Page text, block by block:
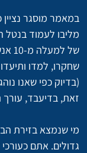
במאמר מוסגר
מליבו לעמוד
של
שחקרו, למדו
(בדיוק כפי שאנו
זאת, בדיעבד, עורך
מי שנמצא בזירת
גדולים. אתם